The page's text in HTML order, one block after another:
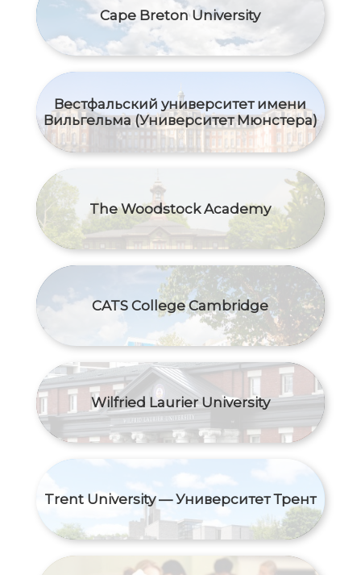
Cape Breton University
Вестфальский университет имени
Вильгельма (Университет Мюнстера)
The Woodstock Academy
CATS College Cambridge
Wilfried Laurier University
Trent University — Университет Трент